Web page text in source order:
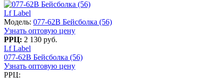
Lf Label
Модель: 077-62В Бейсболка (56)
Узнать оптовую цену
РРЦ: 2 130 руб.
Lf Label
077-62В Бейсболка (56)
Узнать оптовую цену
РРЦ: